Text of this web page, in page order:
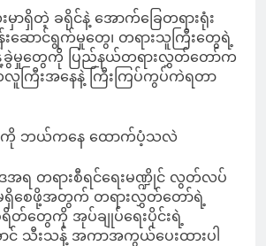
ာရှိတဲ့ ခရိုင်နဲ့ အောက်ခြေတရားရုံး
ဆောင်ရွက်မှုတွေ၊ တရားသူကြီးတွေရဲ့
ခွဲမှုတွေကို ပြည်နယ်တရားလွှတ်တော်က
ြီးအနေနဲ့ ကြီးကြပ်ကွပ်ကဲရတာ
ေကို ဘယ်ကနေ ထောက်ပံ့သလဲ
ေအရ တရားစီရင်ရေးမဏ္ဍိုင် လွတ်လပ်
ရှိစေဖို့အတွက် တရားလွှတ်တော်ရဲ့
တ်တွေကို အုပ်ချုပ်ရေးပိုင်းရဲ့
သီးသန့် အကာအကွယ်ပေးထားပါ